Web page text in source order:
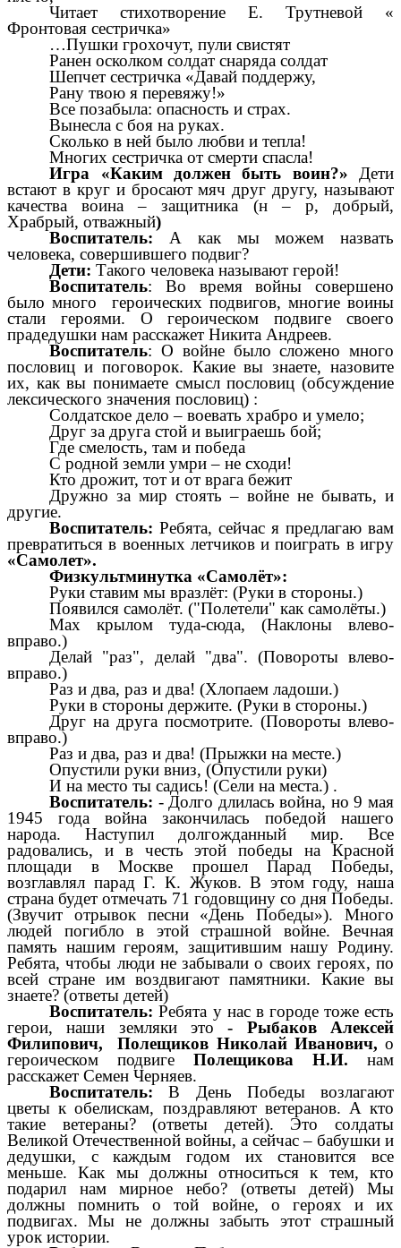
Читает стихотворение Е. Трутневой «
Фронтовая сестричка»
…Пушки грохочут, пули свистят
Ранен осколком солдат снаряда солдат
Шепчет сестричка «Давай поддержу,
Рану твою я перевяжу!»
Все позабыла: опасность и страх.
Вынесла с боя на руках.
Сколько в ней было любви и тепла!
Многих сестричка от смерти спасла!
Игра «Каким должен быть воин?» Дети
встают в круг и бросают мяч друг другу, называют
качества воина – защитника (н – р, добрый,
Храбрый, отважный)
Воспитатель: А как мы можем назвать
человека, совершившего подвиг?
Дети: Такого человека называют герой!
Воспитатель: Во время войны совершено
было много героических подвигов, многие воины
стали героями. О героическом подвиге своего
прадедушки нам расскажет Никита Андреев.
Воспитатель: О войне было сложено много
пословиц и поговорок. Какие вы знаете, назовите
их, как вы понимаете смысл пословиц (обсуждение
лексического значения пословиц) :
Солдатское дело – воевать храбро и умело;
Друг за друга стой и выиграешь бой;
Где смелость, там и победа
С родной земли умри – не сходи!
Кто дрожит, тот и от врага бежит
Дружно за мир стоять – войне не бывать, и
другие.
Воспитатель: Ребята, сейчас я предлагаю вам
превратиться в военных летчиков и поиграть в игру
«Самолет».
Физкультминутка «Самолёт»:
Руки ставим мы вразлёт: (Руки в стороны.)
Появился самолёт. ("Полетели" как самолёты.)
Мах крылом туда-сюда, (Наклоны влево-
вправо.)
Делай "раз", делай "два". (Повороты влево-
вправо.)
Раз и два, раз и два! (Хлопаем ладоши.)
Руки в стороны держите. (Руки в стороны.)
Друг на друга посмотрите. (Повороты влево-
вправо.)
Раз и два, раз и два! (Прыжки на месте.)
Опустили руки вниз, (Опустили руки)
И на место ты садись! (Сели на места.) .
Воспитатель: - Долго длилась война, но 9 мая
1945 года война закончилась победой нашего
народа. Наступил долгожданный мир. Все
радовались, и в честь этой победы на Красной
площади в Москве прошел Парад Победы,
возглавлял парад Г. К. Жуков. В этом году, наша
страна будет отмечать 71 годовщину со дня Победы.
(Звучит отрывок песни «День Победы»). Много
людей погибло в этой страшной войне. Вечная
память нашим героям, защитившим нашу Родину.
Ребята, чтобы люди не забывали о своих героях, по
всей стране им воздвигают памятники. Какие вы
знаете? (ответы детей)
Воспитатель:Ребята у нас в городе тоже есть
герои, наши земляки это - Рыбаков Алексей
Филипович, Полещиков Николай Иванович, о
героическом подвиге Полещикова Н.И. нам
расскажет Семен Черняев.
Воспитатель: В День Победы возлагают
цветы к обелискам, поздравляют ветеранов. А кто
такие ветераны? (ответы детей). Это солдаты
Великой Отечественной войны, а сейчас – бабушки и
дедушки, с каждым годом их становится все
меньше. Как мы должны относиться к тем, кто
подарил нам мирное небо? (ответы детей) Мы
должны помнить о той войне, о героях и их
подвигах. Мы не должны забыть этот страшный
урок истории.